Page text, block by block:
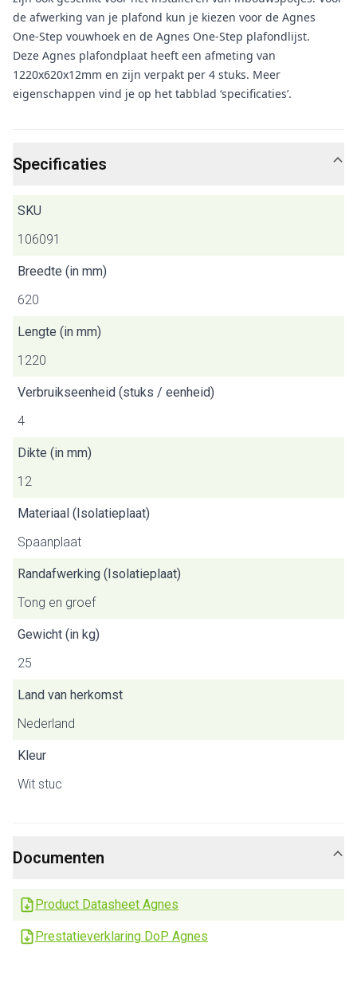
de afwerking van je plafond kun je kiezen voor de Agnes
One-Step vouwhoek en de Agnes One-Step plafondlijst.
Deze Agnes plafondplaat heeft een afmeting van
1220x620x12mm en zijn verpakt per 4 stuks. Meer
eigenschappen vind je op het tabblad ‘specificaties’.
Specificaties
SKU
106091
Breedte (in mm)
620
Lengte (in mm)
1220
Verbruikseenheid (stuks / eenheid)
4
Dikte (in mm)
12
Materiaal (Isolatieplaat)
Spaanplaat
Randafwerking (Isolatieplaat)
Tong en groef
Gewicht (in kg)
25
Land van herkomst
Nederland
Kleur
Wit stuc
Documenten
Product Datasheet Agnes
Prestatieverklaring DoP Agnes